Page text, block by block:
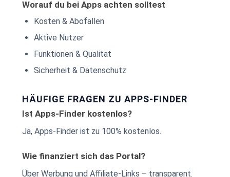
Worauf du bei Apps achten solltest
Kosten & Abofallen
Aktive Nutzer
Funktionen & Qualität
Sicherheit & Datenschutz
HÄUFIGE FRAGEN ZU APPS-FINDER
Ist Apps-Finder kostenlos?
Ja, Apps-Finder ist zu 100% kostenlos.
Wie finanziert sich das Portal?
Über Werbung und Affiliate-Links – transparent.